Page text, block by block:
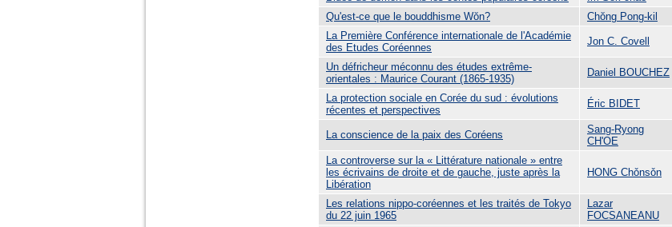
Qu'est-ce que le bouddhisme Wŏn?
Chŏng Pong-kil
La Première Conférence internationale de l'Académie
des Etudes Coréennes
Jon C. Covell
Un défricheur méconnu des études extrême-
orientales : Maurice Courant (1865-1935)
Daniel BOUCHEZ
La protection sociale en Corée du sud : évolutions
récentes et perspectives
Éric BIDET
La conscience de la paix des Coréens
Sang-Ryong
CH'OE
La controverse sur la « Littérature nationale » entre
les écrivains de droite et de gauche, juste après la
Libération
HONG Chǒnsǒn
Les relations nippo-coréennes et les traités de Tokyo
du 22 juin 1965
Lazar
FOCSANEANU